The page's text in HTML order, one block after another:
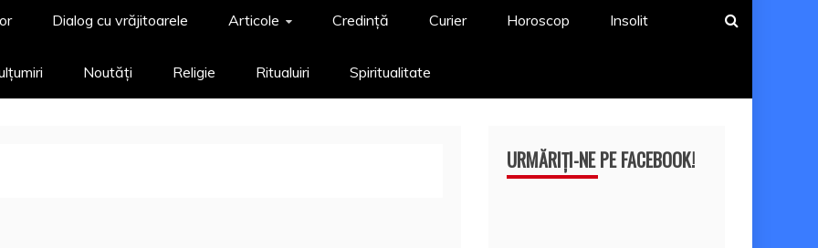
Dialog cu vrăjitoarele Articole Credință Curier Horoscop Insolit
Noutăți Religie Ritualuiri Spiritualitate
URMĂRIȚI-NE PE FACEBOOK!